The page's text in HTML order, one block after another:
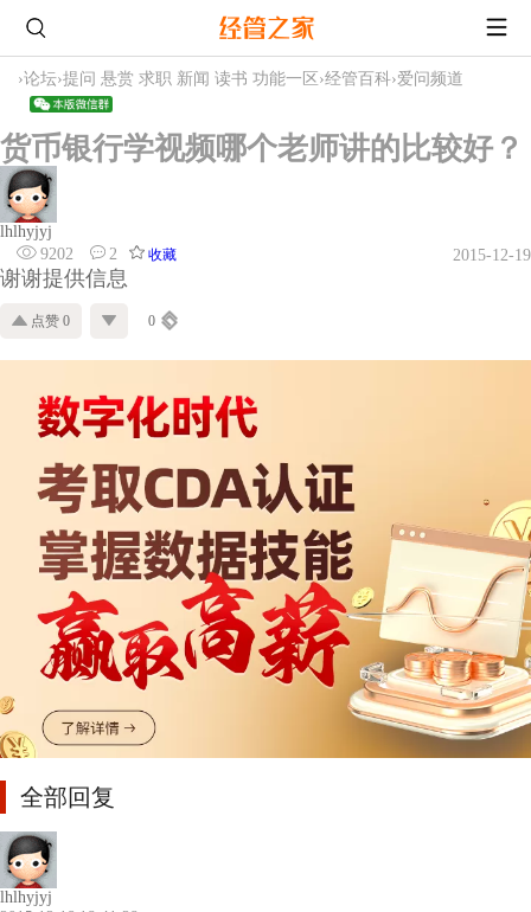
›论坛›提问 悬赏 求职 新闻 读书 功能一区 ›经管百科›爱问频道
货币银行学视频哪个老师讲的比较好？
lhlhyjyj
9202
2 收藏 2015-12-19
谢谢提供信息
点赞 0 0
全部回复
lhlhyjyj